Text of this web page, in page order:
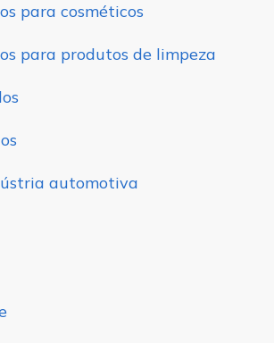
para cosméticos
para produtos de limpeza
automotiva